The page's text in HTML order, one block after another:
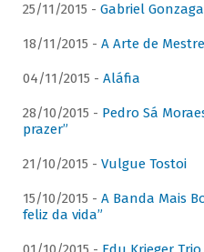
25/11/2015 - Gabriel
18/11/2015 - A Arte de
04/11/2015 - Aláfia
28/10/2015 - Pedro Sá
prazer”
21/10/2015 - Vulgue Tostoi
15/10/2015 - A Banda Mais
feliz da vida”